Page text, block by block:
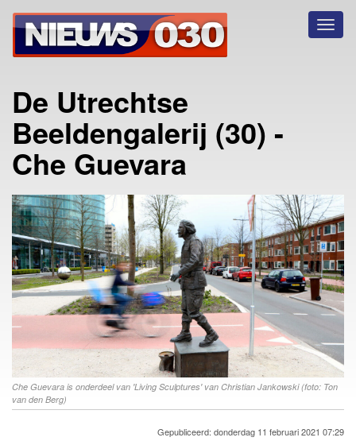
De Utrechtse
Beeldengalerij (30) -
Che Guevara
Che Guevara is onderdeel van 'Living Sculptures' van Christian Jankowski (foto: Ton
van den Berg)
Gepubliceerd: donderdag 11 februari 2021 07:29